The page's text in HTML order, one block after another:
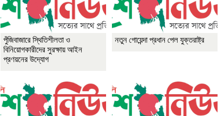
পুঁজিবাজারে স্থিতিশীলতা ও
বিনিয়োগকারীদের সুরক্ষায় আইন
প্রণয়নের উদ্যোগ
নতুন গোয়েন্দা প্রধান পেল যুক্তরাষ্ট্র